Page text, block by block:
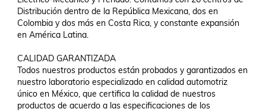
Distribución dentro de la República Mexicana, dos en
Colombia y dos más en Costa Rica, y constante expansión
en América Latina.
CALIDAD GARANTIZADA
Todos nuestros productos están probados y garantizados en
nuestro laboratorio especializado en calidad automotriz
único en México, que certifica la calidad de nuestros
productos de acuerdo a las especificaciones de los